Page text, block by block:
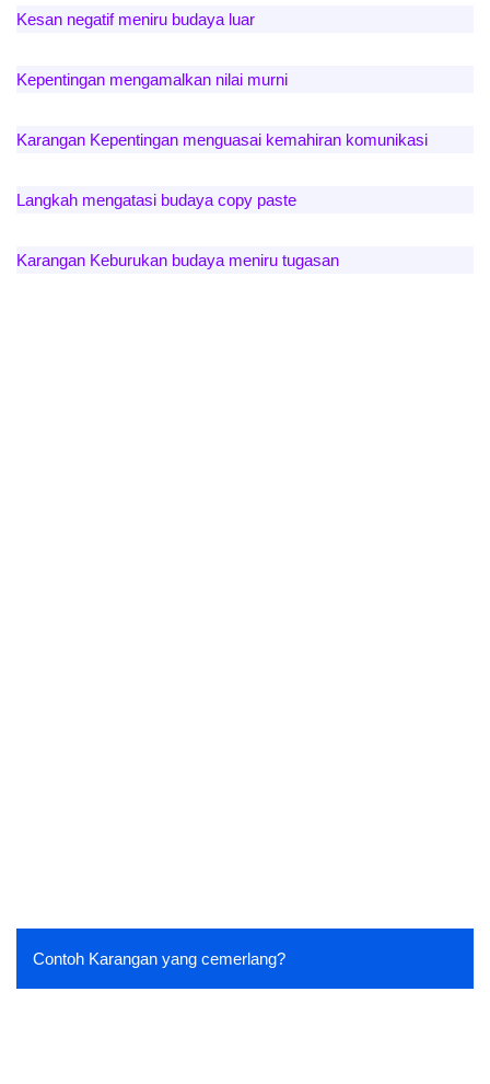
Kesan negatif meniru budaya luar
Kepentingan mengamalkan nilai murni
Karangan Kepentingan menguasai kemahiran komunikasi
Langkah mengatasi budaya copy paste
Karangan Keburukan budaya meniru tugasan
Contoh Karangan yang cemerlang?